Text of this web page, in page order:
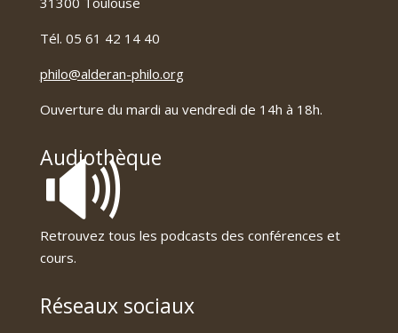
Tél. 05 61 42 14 40
philo@alderan-philo.org
Ouverture du mardi au vendredi de 14h à 18h.
Audiothèque
🔊
Retrouvez tous les podcasts des conférences et
cours.
Réseaux sociaux